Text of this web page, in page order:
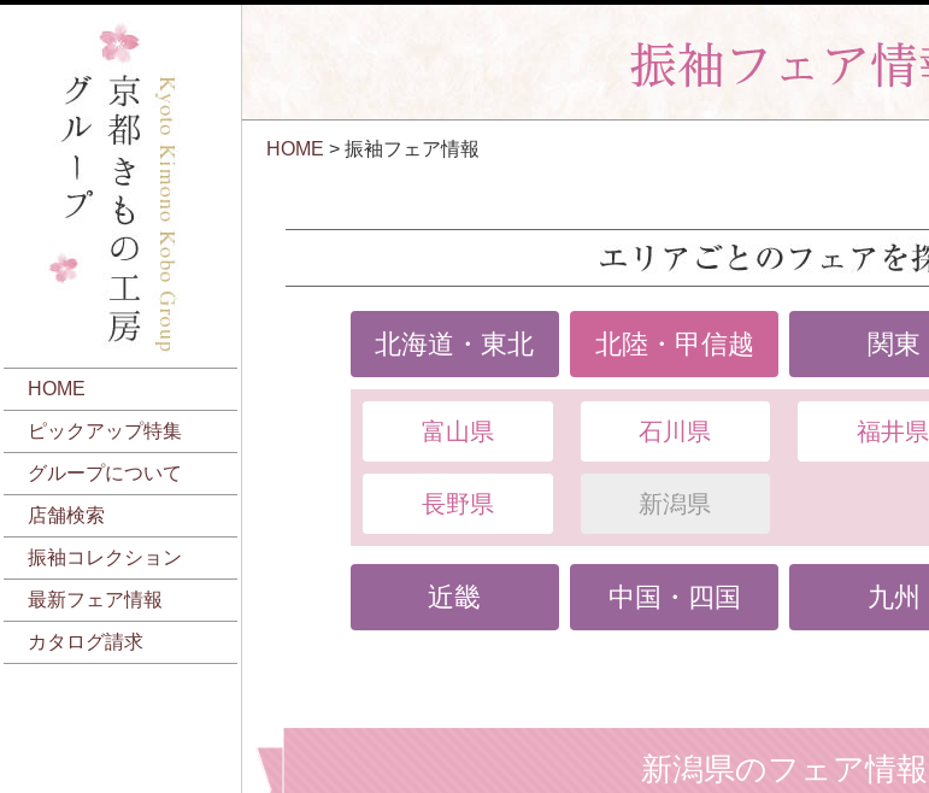
HOME
ピックアップ特集
グループについて
店舗検索
振袖コレクション
最新フェア情報
カタログ請求
HOME > 振袖フェア情報
北海道・東北 北陸・甲信越 関東
富山県 石川県 福井県
長野県 新潟県
近畿 中国・四国 九州
新潟県のフェア情報